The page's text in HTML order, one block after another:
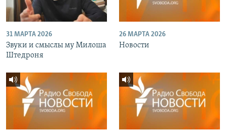
31 МАРТА 2026
Звуки и смыслы му Милоша
Штедроня
26 МАРТА 2026
Новости